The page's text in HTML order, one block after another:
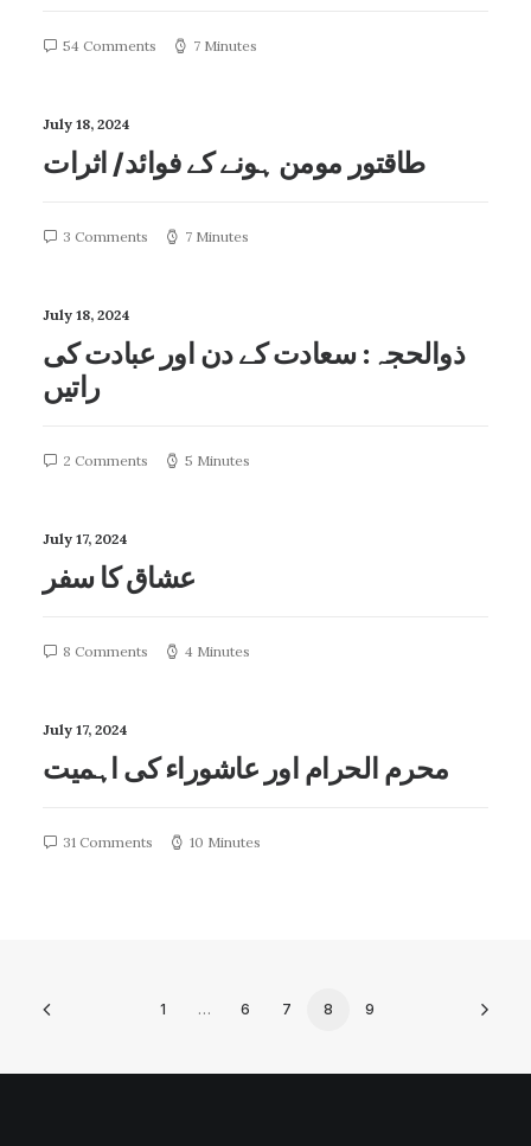
54 Comments 7 Minutes
July 18, 2024
طاقتور مومن ہونے کے فوائد/ اثرات
3 Comments 7 Minutes
July 18, 2024
ذوالحجہ: سعادت کے دن اور عبادت کی
راتیں
2 Comments 5 Minutes
July 17, 2024
عشاق کا سفر
8 Comments 4 Minutes
July 17, 2024
محرم الحرام اور عاشوراء کی اہمیت
31 Comments 10 Minutes
1 … 6 7 8 9